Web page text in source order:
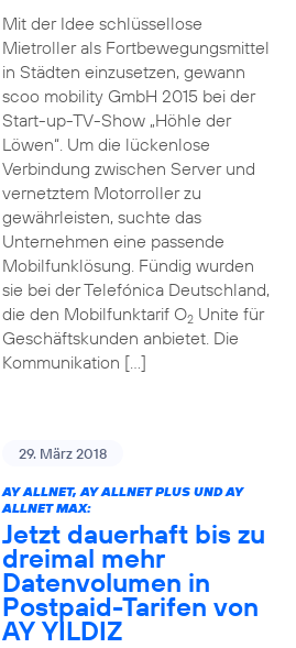
Mit der Idee schlüssellose
Mietroller als Fortbewegungsmittel
in Städten einzusetzen, gewann
scoo mobility GmbH 2015 bei der
Start-up-TV-Show „Höhle der
Löwen“. Um die lückenlose
Verbindung zwischen Server und
vernetztem Motorroller zu
gewährleisten, suchte das
Unternehmen eine passende
Mobilfunklösung. Fündig wurden
sie bei der Telefónica Deutschland,
die den Mobilfunktarif O2Unite für
Geschäftskunden anbietet. Die
Kommunikation […]
29. März 2018
AY ALLNET, AY ALLNET PLUS UND AY
ALLNET MAX:
Jetzt dauerhaft bis zu
dreimal mehr
Datenvolumen in
Postpaid-Tarifen von
AY YILDIZ